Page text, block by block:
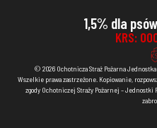
1,5% dla
KRS:
© 2026 Ochotnicza Straż Pożarna
Wszelkie prawa zastrzeżone. Kopiowanie,
zgody Ochotniczej Straży Pożarnej – Jednostki